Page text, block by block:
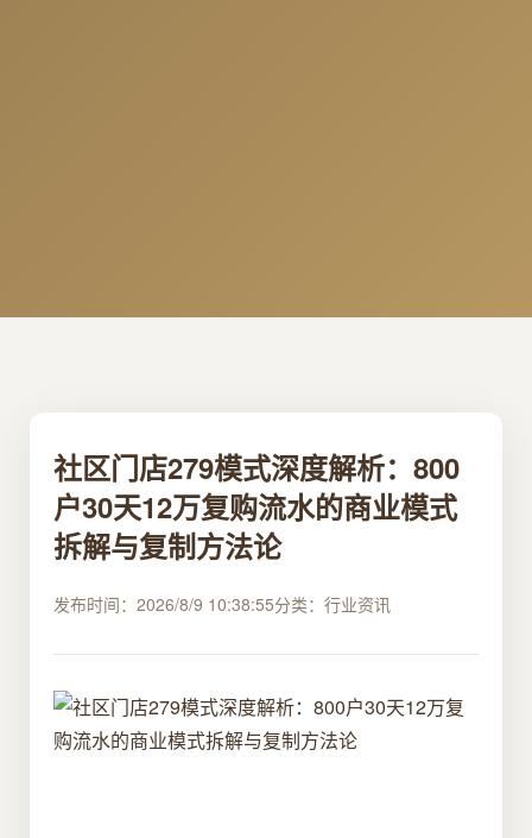
社区门店279模式深度解析：800
户30天12万复购流水的商业模式
拆解与复制方法论
发布时间：2026/8/9 10:38:55分类：行业资讯